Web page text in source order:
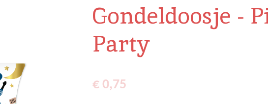
Gondeldoosje -
Party
€ 0,75